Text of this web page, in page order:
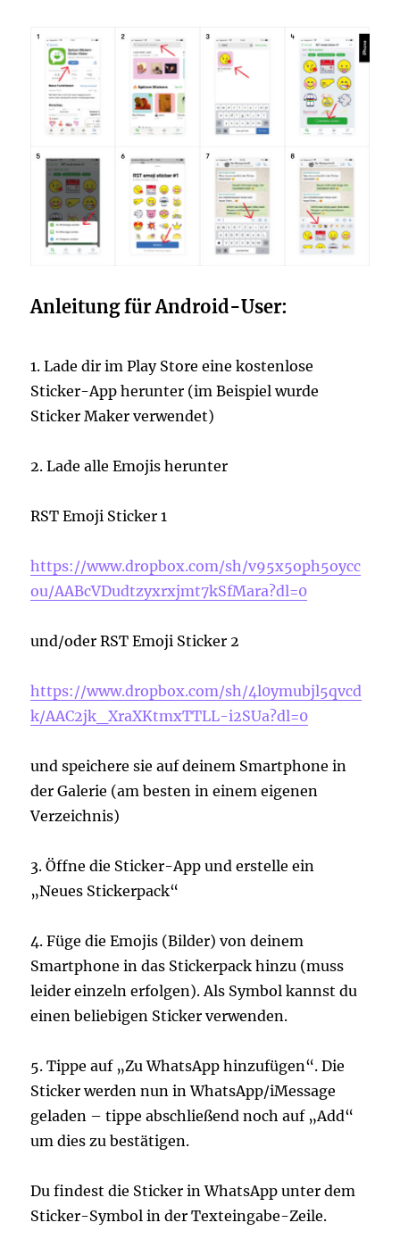
Anleitung für Android-User:
1. Lade dir im Play Store eine kostenlose
Sticker-App herunter (im Beispiel wurde
Sticker Maker verwendet)
2. Lade alle Emojis herunter
RST Emoji Sticker 1
https://www.dropbox.com/sh/v95x5oph5oycc
ou/AABcVDudtzyxrxjmt7kSfMara?dl=0
und/oder RST Emoji Sticker 2
https://www.dropbox.com/sh/4l0ymubjl5qvcd
k/AAC2jk_XraXKtmxTTLL-i2SUa?dl=0
und speichere sie auf deinem Smartphone in
der Galerie (am besten in einem eigenen
Verzeichnis)
3. Öffne die Sticker-App und erstelle ein
„Neues Stickerpack“
4. Füge die Emojis (Bilder) von deinem
Smartphone in das Stickerpack hinzu (muss
leider einzeln erfolgen). Als Symbol kannst du
einen beliebigen Sticker verwenden.
5. Tippe auf „Zu WhatsApp hinzufügen“. Die
Sticker werden nun in WhatsApp/iMessage
geladen – tippe abschließend noch auf „Add“
um dies zu bestätigen.
Du findest die Sticker in WhatsApp unter dem
Sticker-Symbol in der Texteingabe-Zeile.